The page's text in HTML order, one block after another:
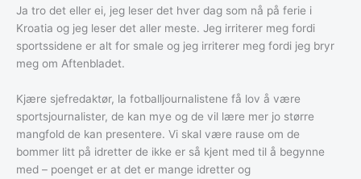
Ja tro det eller ei, jeg leser det hver dag som nå på ferie i
Kroatia og jeg leser det aller meste. Jeg irriterer meg fordi
sportssidene er alt for smale og jeg irriterer meg fordi jeg bryr
meg om Aftenbladet.
Kjære sjefredaktør, la fotballjournalistene få lov å være
sportsjournalister, de kan mye og de vil lære mer jo større
mangfold de kan presentere. Vi skal være rause om de
bommer litt på idretter de ikke er så kjent med til å begynne
med – poenget er at det er mange idretter og